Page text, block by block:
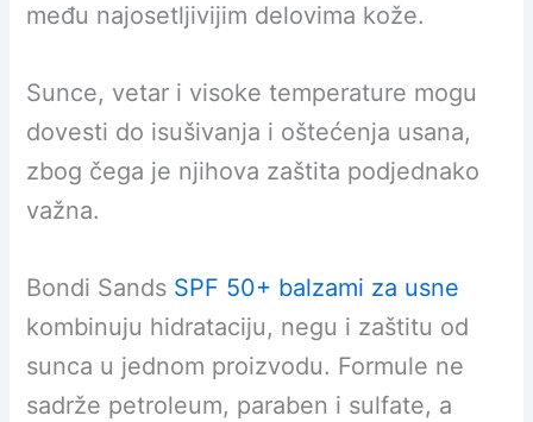
među najosetljivijim delovima kože.
Sunce, vetar i visoke temperature mogu
dovesti do isušivanja i oštećenja usana,
zbog čega je njihova zaštita podjednako
važna.
Bondi Sands SPF 50+ balzami za usne
kombinuju hidrataciju, negu i zaštitu od
sunca u jednom proizvodu. Formule ne
sadrže petroleum, paraben i sulfate, a